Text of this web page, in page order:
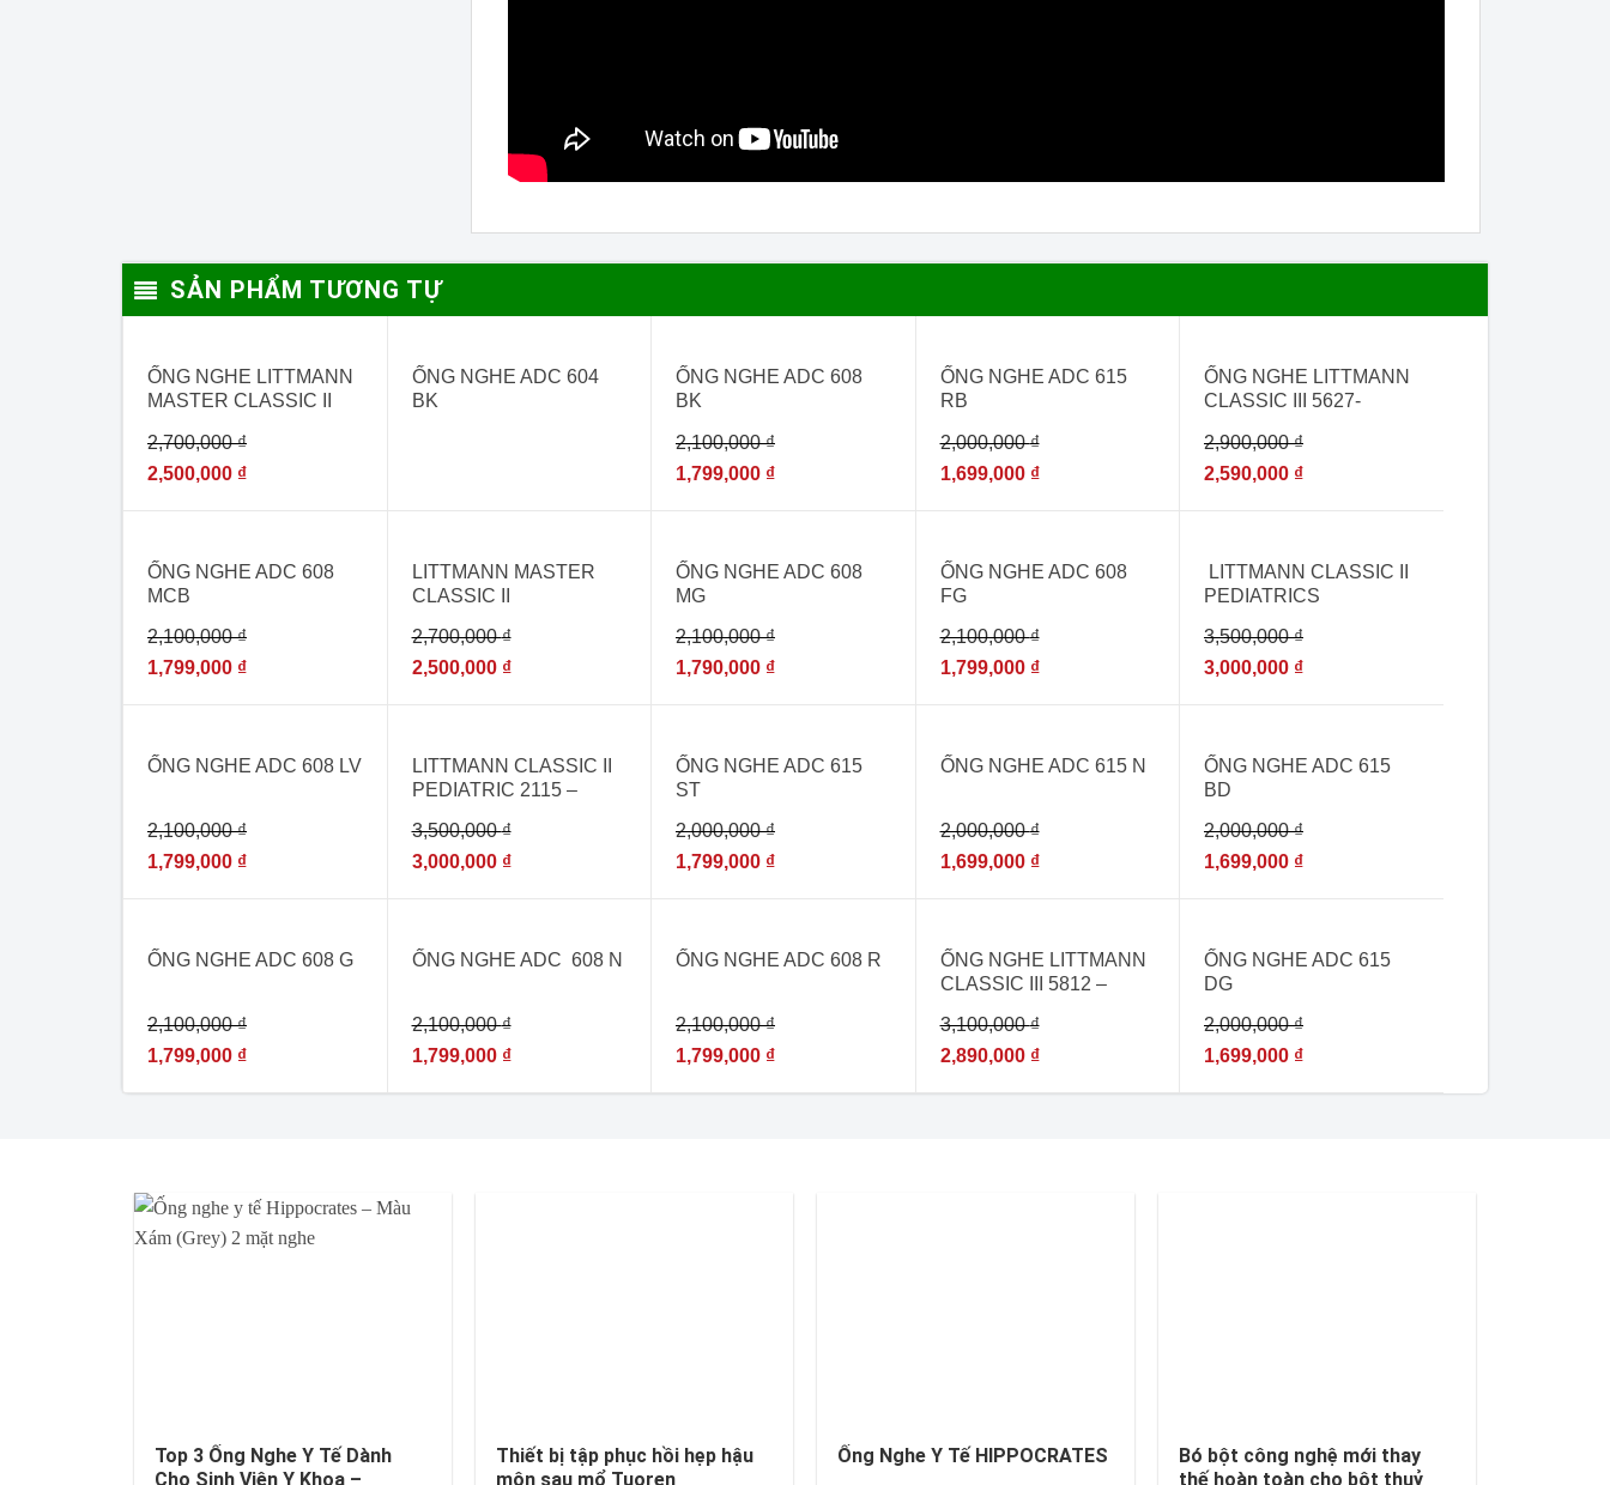
SẢN PHẨM TƯƠNG TỰ
HẾT HÀNG
ỐNG NGHE LITTMANN
MASTER CLASSIC II
[ỐNG NGHE Y TẾ
NHẬP KHẨU-USA]
2,700,000₫
2,500,000 ₫
ỐNG NGHE ADC 604
BK
ỐNG NGHE ADC 608
BK
2,100,000₫
1,799,000 ₫
ỐNG NGHE ADC 615
RB
2,000,000₫
1,699,000 ₫
ỐNG NGHE LITTMANN
CLASSIC III 5627-
NGHE ĐA KHOA NHẬP
KHẨU]
2,900,000₫
2,590,000 ₫
ỐNG NGHE ADC 608
MCB
2,100,000₫
1,799,000 ₫
LITTMANN MASTER
CLASSIC II
2630
2,700,000₫
2,500,000 ₫
ỐNG NGHE ADC 608
MG
2,100,000₫
1,790,000 ₫
ỐNG NGHE ADC 608
FG
2,100,000₫
1,799,000 ₫
LITTMANN CLASSIC II
PEDIATRICS
3,500,000₫
3,000,000 ₫
ỐNG NGHE ADC 608 LV
2,100,000₫
1,799,000 ₫
LITTMANN CLASSIC II
PEDIATRIC 2115 –
CHO BÁC SĨ CHUYÊN
KHOA NHI]
3,500,000₫
3,000,000 ₫
ỐNG NGHE ADC 615
ST
2,000,000₫
1,799,000 ₫
ỐNG NGHE ADC 615 N
2,000,000₫
1,699,000 ₫
ỐNG NGHE ADC 615
BD
2,000,000₫
1,699,000 ₫
ỐNG NGHE ADC 608 G
2,100,000₫
1,799,000 ₫
ỐNG NGHE ADC 608 N
2,100,000₫
1,799,000 ₫
ỐNG NGHE ADC 608 R
2,100,000₫
1,799,000 ₫
HẾT HÀNG
ỐNG NGHE LITTMANN
CLASSIC III 5812 –
NHẬP KHẨU CHÍNH
HÃNG – USA]
3,100,000₫
2,890,000 ₫
ỐNG NGHE ADC 615
DG
2,000,000₫
1,699,000 ₫
Top 3 Ống Nghe Y Tế Dành
Cho Sinh Viên Y Khoa –
Thiết bị tập phục hồi hẹp hậu
môn sau mổ Tuoren
Ống Nghe Y Tế HIPPOCRATES
Bó bột công nghệ mới thay
thế hoàn toàn cho bột thuỷ